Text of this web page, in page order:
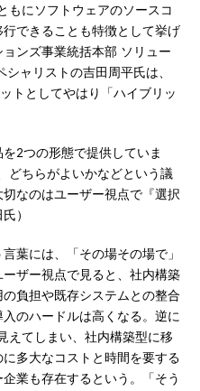
もにソフトウェアのソースコ
できることも特徴として挙げ
ンズ事業統括本部 ソリュー
ャリストの吉田周平氏は、
トとしてやはり「ハイブリッ
2つの形態で提供していま
どちらがよいかなどという議
なのはユーザー視点で『選択
）
葉には、「その場その場で」
ザー視点で見ると、社内構築
負担や既存システムとの整合
のハードルは高くなる。逆に
えてしまい、社内構築型に移
多大なコストと時間を要する
業も存在するという。「そう